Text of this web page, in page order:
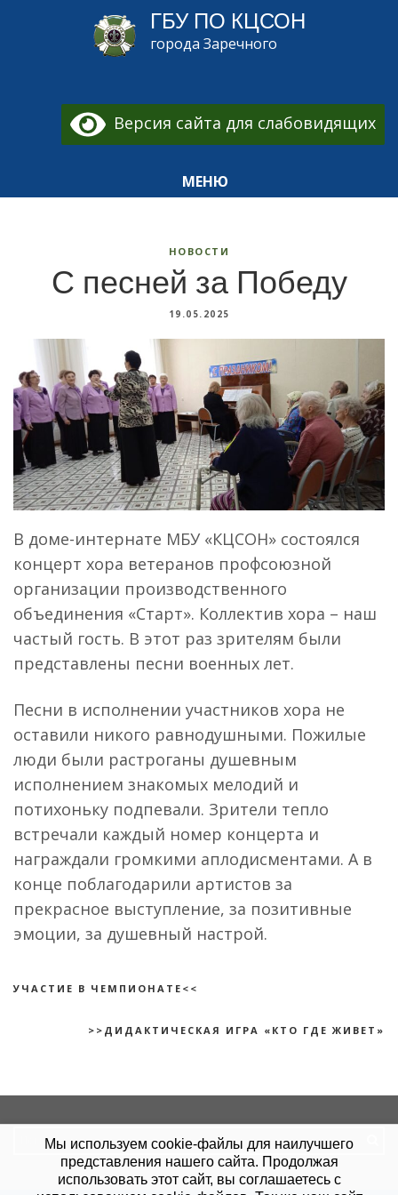
ГБУ ПО КЦСОН
города Заречного
Версия сайта для слабовидящих
МЕНЮ
НОВОСТИ
С песней за Победу
19.05.2025
В доме-интернате МБУ «КЦСОН» состоялся
концерт хора ветеранов профсоюзной
организации производственного
объединения «Старт». Коллектив хора – наш
частый гость. В этот раз зрителям были
представлены песни военных лет.
Песни в исполнении участников хора не
оставили никого равнодушными. Пожилые
люди были растроганы душевным
исполнением знакомых мелодий и
потихоньку подпевали. Зрители тепло
встречали каждый номер концерта и
награждали громкими аплодисментами. А в
конце поблагодарили артистов за
прекрасное выступление, за позитивные
эмоции, за душевный настрой.
УЧАСТИЕ В ЧЕМПИОНАТЕ<<
>>ДИДАКТИЧЕСКАЯ ИГРА «КТО ГДЕ ЖИВЕТ»
Search
for:
Мы используем cookie-файлы для наилучшего
представления нашего сайта. Продолжая
использовать этот сайт, вы соглашаетесь с